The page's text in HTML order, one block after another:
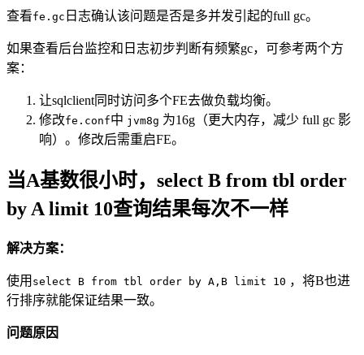
查看fe.gc 日志确认该问题是否是多并发引起的full gc。
如果查看后台监控和日志初步判断有频繁gc，可参考两个方
案：
让sqlclient同时访问多个FE去做负载均衡。
修改fe.conf中 jvm8g 为16g（更大内存，减少 full gc 影
响）。修改后需重启FE。
当A基数很小时，select B from tbl order
by A limit 10查询结果每次不一样
解决方案：
使用 select B from tbl order by A,B limit 10 ，将B也进
行排序就能保证结果一致。
问题原因